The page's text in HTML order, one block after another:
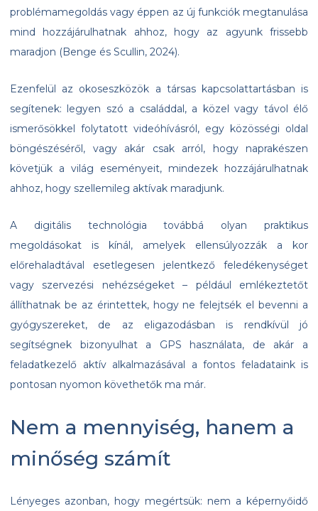
problémamegoldás vagy éppen az új funkciók megtanulása
mind hozzájárulhatnak ahhoz, hogy az agyunk frissebb
maradjon (Benge és Scullin, 2024).
Ezenfelül az okoseszközök a társas kapcsolattartásban is
segítenek: legyen szó a családdal, a közel vagy távol élő
ismerősökkel folytatott videóhívásról, egy közösségi oldal
böngészéséről, vagy akár csak arról, hogy naprakészen
követjük a világ eseményeit, mindezek hozzájárulhatnak
ahhoz, hogy szellemileg aktívak maradjunk.
A digitális technológia továbbá olyan praktikus
megoldásokat is kínál, amelyek ellensúlyozzák a kor
előrehaladtával esetlegesen jelentkező feledékenységet
vagy szervezési nehézségeket – például emlékeztetőt
állíthatnak be az érintettek, hogy ne felejtsék el bevenni a
gyógyszereket, de az eligazodásban is rendkívül jó
segítségnek bizonyulhat a GPS használata, de akár a
feladatkezelő aktív alkalmazásával a fontos feladataink is
pontosan nyomon követhetők ma már.
Nem a mennyiség, hanem a
minőség számít
Lényeges azonban, hogy megértsük: nem a képernyőidő